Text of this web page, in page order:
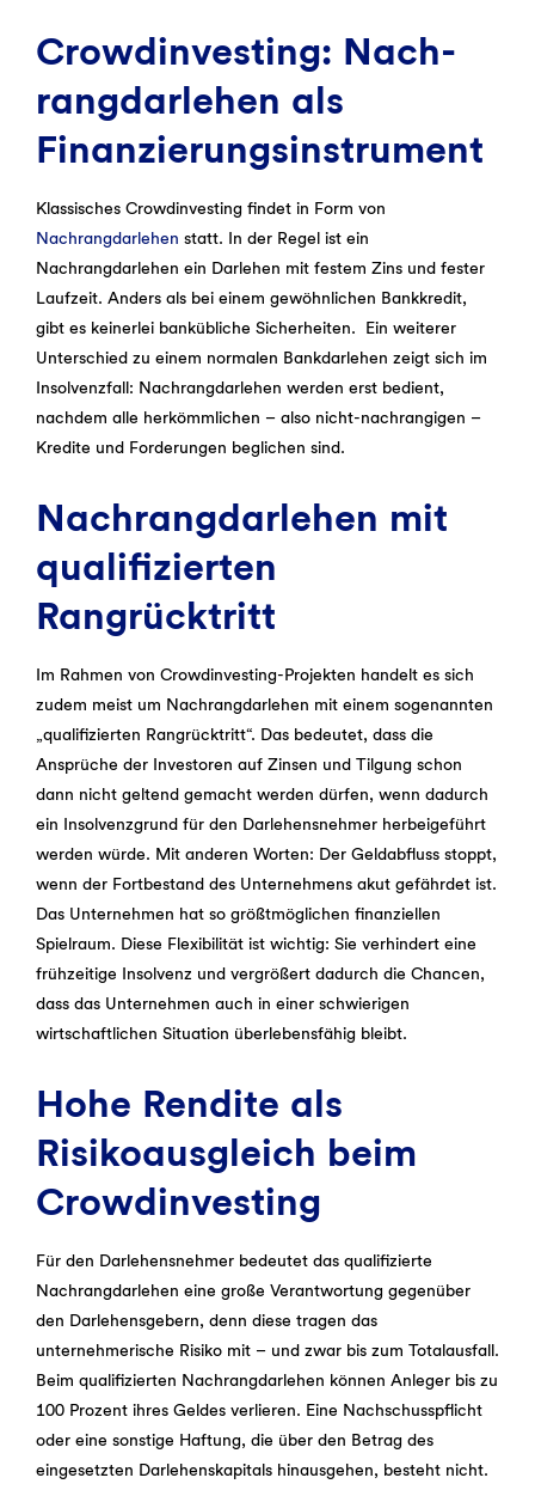
Crowdinvesting: Nach­
rangdarlehen als
Finanzierung­sinstrument
Klassisches Crowdinvesting findet in Form von
Nachrangdarlehen statt. In der Regel ist ein
Nachrangdarlehen ein Darlehen mit festem Zins und fester
Laufzeit. Anders als bei einem gewöhnlichen Bankkredit,
gibt es keinerlei bankübliche Sicherheiten. Ein weiterer
Unterschied zu einem normalen Bankdarlehen zeigt sich im
Insolvenzfall: Nachrangdarlehen werden erst bedient,
nachdem alle herkömmlichen – also nicht-nachrangigen –
Kredite und Forderungen beglichen sind.
Nachrangdarlehen mit
qualifizierten
Rangrücktritt
Im Rahmen von Crowdinvesting-Projekten handelt es sich
zudem meist um Nachrangdarlehen mit einem sogenannten
„qualifizierten Rangrücktritt“. Das bedeutet, dass die
Ansprüche der Investoren auf Zinsen und Tilgung schon
dann nicht geltend gemacht werden dürfen, wenn dadurch
ein Insolvenzgrund für den Darlehensnehmer herbeigeführt
werden würde. Mit anderen Worten: Der Geldabfluss stoppt,
wenn der Fortbestand des Unternehmens akut gefährdet ist.
Das Unternehmen hat so größtmöglichen finanziellen
Spielraum. Diese Flexibilität ist wichtig: Sie verhindert eine
frühzeitige Insolvenz und vergrößert dadurch die Chancen,
dass das Unternehmen auch in einer schwierigen
wirtschaftlichen Situation überlebensfähig bleibt.
Hohe Rendite als
Risikoausgleich beim
Crowdinvesting
Für den Darlehensnehmer bedeutet das qualifizierte
Nachrangdarlehen eine große Verantwortung gegenüber
den Darlehensgebern, denn diese tragen das
unternehmerische Risiko mit – und zwar bis zum Totalausfall.
Beim qualifizierten Nachrangdarlehen können Anleger bis zu
100 Prozent ihres Geldes verlieren. Eine Nachschusspflicht
oder eine sonstige Haftung, die über den Betrag des
eingesetzten Darlehenskapitals hinausgehen, besteht nicht.